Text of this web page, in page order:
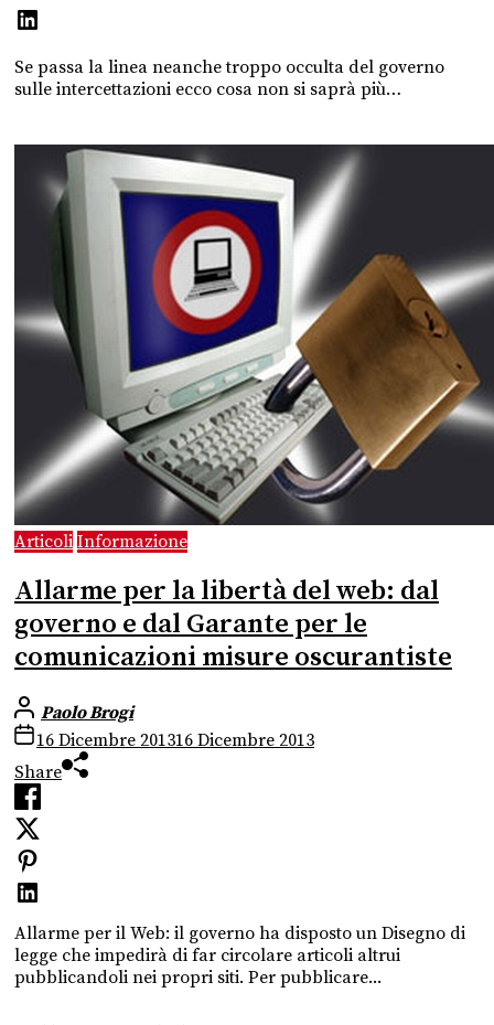
Se passa la linea neanche troppo occulta del governo
sulle intercettazioni ecco cosa non si saprà più…
Articoli Informazione
Allarme per la libertà del web: dal
governo e dal Garante per le
comunicazioni misure oscurantiste
Paolo Brogi
16 Dicembre 201316 Dicembre 2013
Share
Allarme per il Web: il governo ha disposto un Disegno di
legge che impedirà di far circolare articoli altrui
pubblicandoli nei propri siti. Per pubblicare...